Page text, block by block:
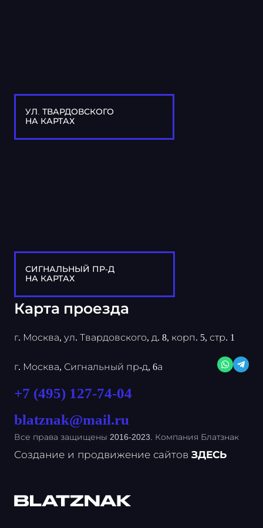
УЛ. ТВАРДОВСКОГО
НА КАРТАХ
СИГНАЛЬНЫЙ ПР-Д
НА КАРТАХ
Карта проезда
г. Москва, ул. Твардовского, д. 8, корп. 5, стр. 1
г. Москва, Сигнальный пр-д, 6а
+7 (495) 127-74-04
blatznak@mail.ru
Все права защищены 2016-2023. Компания Блатзнак
Создание и продвижение сайтов ЗДЕСЬ